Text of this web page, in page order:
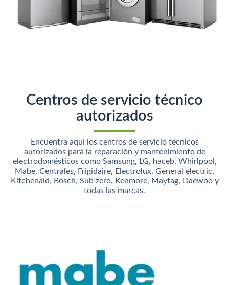
Centros de servicio técnico
autorizados
Encuentra aquí los centros de servicio técnicos
autorizados para la reparación y mantenimiento de
electrodomésticos como Samsung, LG, haceb, Whirlpool,
Mabe, Centrales, Frigidaire, Electrolux, General electric,
Kitchenaid, Bosch, Sub zero, Kenmore, Maytag, Daewoo y
todas las marcas.